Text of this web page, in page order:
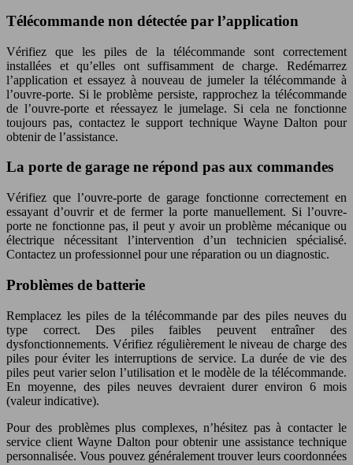
Télécommande non détectée par l’application
Vérifiez que les piles de la télécommande sont correctement
installées et qu’elles ont suffisamment de charge. Redémarrez
l’application et essayez à nouveau de jumeler la télécommande à
l’ouvre-porte. Si le problème persiste, rapprochez la télécommande
de l’ouvre-porte et réessayez le jumelage. Si cela ne fonctionne
toujours pas, contactez le support technique Wayne Dalton pour
obtenir de l’assistance.
La porte de garage ne répond pas aux commandes
Vérifiez que l’ouvre-porte de garage fonctionne correctement en
essayant d’ouvrir et de fermer la porte manuellement. Si l’ouvre-
porte ne fonctionne pas, il peut y avoir un problème mécanique ou
électrique nécessitant l’intervention d’un technicien spécialisé.
Contactez un professionnel pour une réparation ou un diagnostic.
Problèmes de batterie
Remplacez les piles de la télécommande par des piles neuves du
type correct. Des piles faibles peuvent entraîner des
dysfonctionnements. Vérifiez régulièrement le niveau de charge des
piles pour éviter les interruptions de service. La durée de vie des
piles peut varier selon l’utilisation et le modèle de la télécommande.
En moyenne, des piles neuves devraient durer environ 6 mois
(valeur indicative).
Pour des problèmes plus complexes, n’hésitez pas à contacter le
service client Wayne Dalton pour obtenir une assistance technique
personnalisée. Vous pouvez généralement trouver leurs coordonnées